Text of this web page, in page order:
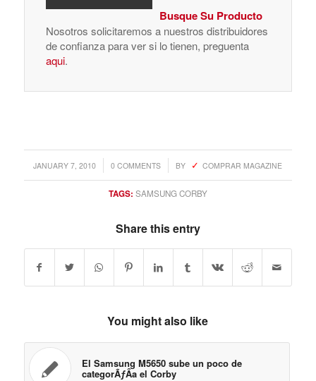
Busque Su Producto
Nosotros solicitaremos a nuestros distribuidores
de confianza para ver si lo tienen, preguenta
aqui.
JANUARY 7, 2010
/ 0 COMMENTS
/ BY COMPRAR MAGAZINE
TAGS: SAMSUNG CORBY
Share this entry
You might also like
El Samsung M5650 sube un poco de
categorÃƒÂ­a el Corby